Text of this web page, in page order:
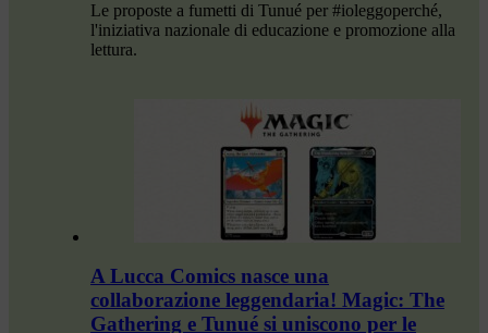
Le proposte a fumetti di Tunué per #ioleggoperché,
l'iniziativa nazionale di educazione e promozione alla
lettura.
A Lucca Comics nasce una
collaborazione leggendaria! Magic: The
Gathering e Tunué si uniscono per le